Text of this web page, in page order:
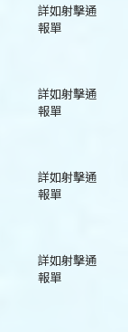
詳如射擊通
報單
詳如射擊通
報單
詳如射擊通
報單
詳如射擊通
報單